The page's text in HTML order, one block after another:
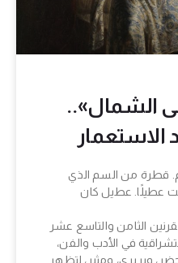
الشمال»..
الاستعمار
قطرة من السم الذي
عطيلًا. عطيل كان
الثامن والتاسع عشر
في الأدب والفن،
وبربري، ومثير، لتظهر